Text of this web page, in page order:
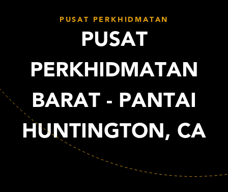
PUSAT PERKHIDMATAN
PUSAT
PERKHIDMATAN
BARAT - PANTAI
HUNTINGTON, CA